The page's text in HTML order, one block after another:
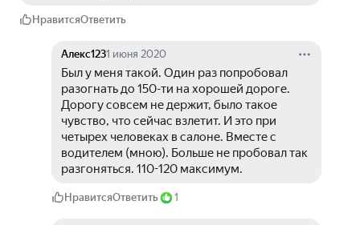
НравитсяОтветить
Алекс1231 июня 2020
Был у меня такой. Один раз попробовал
разогнать до 150-ти на хорошей дороге.
Дорогу совсем не держит, было такое
чувство, что сейчас взлетит. И это при
четырех человеках в салоне. Вместе с
водителем (мною). Больше не пробовал так
разгоняться. 110-120 максимум.
НравитсяОтветить 1